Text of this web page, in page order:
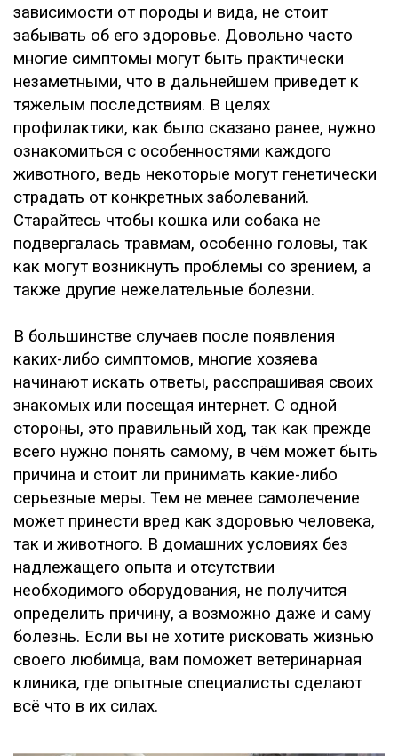
зависимости от породы и вида, не стоит
забывать об его здоровье. Довольно часто
многие симптомы могут быть практически
незаметными, что в дальнейшем приведет к
тяжелым последствиям. В целях
профилактики, как было сказано ранее, нужно
ознакомиться с особенностями каждого
животного, ведь некоторые могут генетически
страдать от конкретных заболеваний.
Старайтесь чтобы кошка или собака не
подвергалась травмам, особенно головы, так
как могут возникнуть проблемы со зрением, а
также другие нежелательные болезни.
В большинстве случаев после появления
каких-либо симптомов, многие хозяева
начинают искать ответы, расспрашивая своих
знакомых или посещая интернет. С одной
стороны, это правильный ход, так как прежде
всего нужно понять самому, в чём может быть
причина и стоит ли принимать какие-либо
серьезные меры. Тем не менее самолечение
может принести вред как здоровью человека,
так и животного. В домашних условиях без
надлежащего опыта и отсутствии
необходимого оборудования, не получится
определить причину, а возможно даже и саму
болезнь. Если вы не хотите рисковать жизнью
своего любимца, вам поможет ветеринарная
клиника, где опытные специалисты сделают
всё что в их силах.